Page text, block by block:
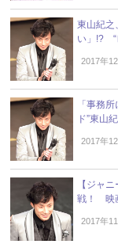
東山紀之
い」!? “
2017年
「事務
ド”東山
2017年
【ジャ
戦！ 映
2017年